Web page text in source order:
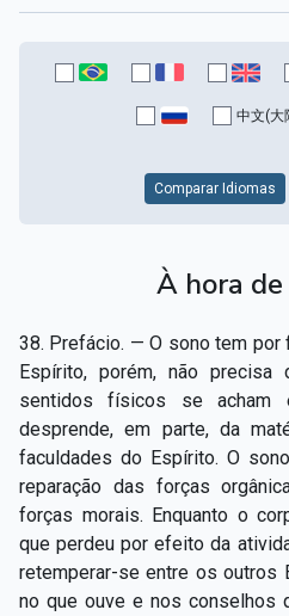
que dê a vossa mão direita
Capítulo XIV — Honrai a
Capítulo XV — Fora da
Capítulo XVIII — Muitos os
Capítulo XIX — A fé
Capítulo XX — Os
Capítulo XXI — Haverá
profetas
Capítulo XXII — Não
Capítulo XXIII — Estranha moral
中文(大
Comparar Idiomas
À hora
38. Prefácio. — O sono tem por
Espírito, porém, não precisa
sentidos físicos se acham
desprende, em parte, da
faculdades do Espírito. O
reparação das forças
forças morais. Enquanto o
que perdeu por efeito da
retemperar-se entre os outros
no que ouve e nos conselhos